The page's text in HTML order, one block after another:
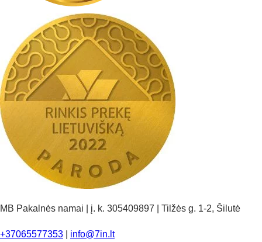
MB Pakalnės namai | į. k. 305409897 | Tilžės g. 1-2, Šilutė
+37065577353 info@7in.lt